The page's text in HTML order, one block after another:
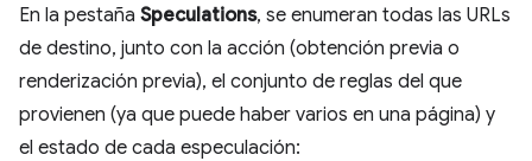
En la pestaña Speculations, se enumeran todas las URLs
de destino, junto con la acción (obtención previa o
renderización previa), el conjunto de reglas del que
provienen (ya que puede haber varios en una página) y
el estado de cada especulación: